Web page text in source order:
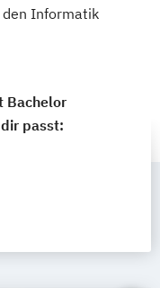
den Informatik
Bachelor
passt: